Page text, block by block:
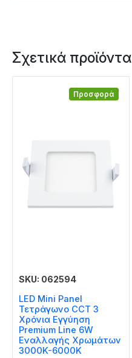
Σχετικά προϊόντα
Προσφορά
SKU: 062594
LED Mini Panel
Τετράγωνο CCT 3
Χρόνια Εγγύηση
Premium Line 6W
Εναλλαγής Χρωμάτων
3000K-6000K